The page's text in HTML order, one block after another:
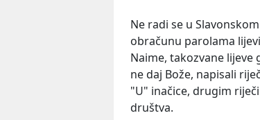
Ne radi se u
obračunu parolama
Naime, takozvane
ne daj Bože, napisali
"U" inačice, drugim
društva.